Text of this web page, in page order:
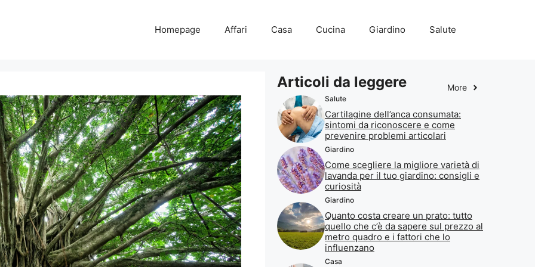
Homepage Affari Casa Cucina Giardino Salute
Articoli da leggere More
Salute
Cartilagine dell’anca consumata:
sintomi da riconoscere e come
prevenire problemi articolari
Giardino
Come scegliere la migliore varietà di
lavanda per il tuo giardino: consigli e
curiosità
Giardino
Quanto costa creare un prato: tutto
quello che c’è da sapere sul prezzo al
metro quadro e i fattori che lo
influenzano
Casa